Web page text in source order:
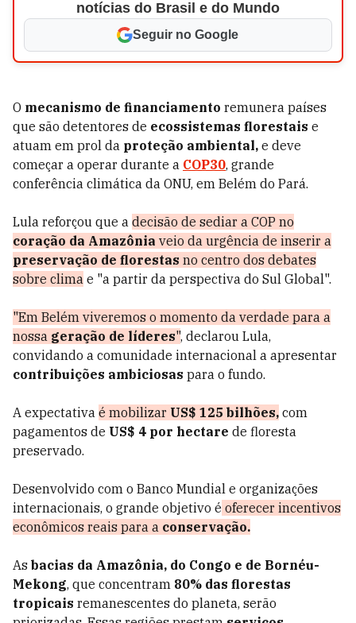
notícias do Brasil e do Mundo
Seguir no Google
O mecanismo de financiamento remunera países
que são detentores de ecossistemas florestais e
atuam em prol da proteção ambiental, e deve
começar a operar durante a COP30, grande
conferência climática da ONU, em Belém do Pará.
Lula reforçou que a decisão de sediar a COP no
coração da Amazônia veio da urgência de inserir a
preservação de florestas no centro dos debates
sobre clima e "a partir da perspectiva do Sul Global".
"Em Belém viveremos o momento da verdade para a
nossa geração de líderes", declarou Lula,
convidando a comunidade internacional a apresentar
contribuições ambiciosas para o fundo.
A expectativa é mobilizar US$ 125 bilhões, com
pagamentos de US$ 4 por hectare de floresta
preservado.
Desenvolvido com o Banco Mundial e organizações
internacionais, o grande objetivo é oferecer incentivos
econômicos reais para a conservação.
As bacias da Amazônia, do Congo e de Bornéu-
Mekong, que concentram 80% das florestas
tropicais remanescentes do planeta, serão